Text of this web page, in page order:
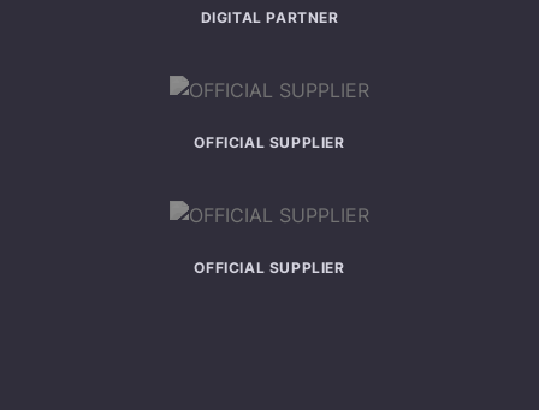
DIGITAL PARTNER
OFFICIAL SUPPLIER
OFFICIAL SUPPLIER